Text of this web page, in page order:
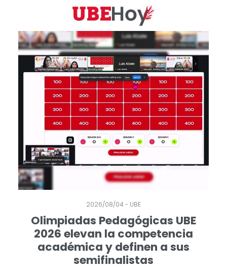
2026/08/04 - UBE
Olimpiadas Pedagógicas UBE
2026 elevan la competencia
académica y definen a sus
semifinalistas